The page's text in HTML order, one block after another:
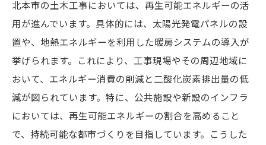
北本市の土木工事においては、再生可能エネルギーの活
用が進んでいます。具体的には、太陽光発電パネルの設
置や、地熱エネルギーを利用した暖房システムの導入が
挙げられます。これにより、工事現場やその周辺地域に
おいて、エネルギー消費の削減と二酸化炭素排出量の低
減が図られています。特に、公共施設や新設のインフラ
においては、再生可能エネルギーの割合を高めること
で、持続可能な都市づくりを目指しています。こうした